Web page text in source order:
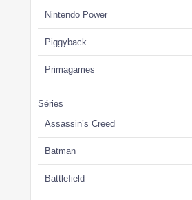
Nintendo Power
Piggyback
Primagames
Séries
Assassin’s Creed
Batman
Battlefield